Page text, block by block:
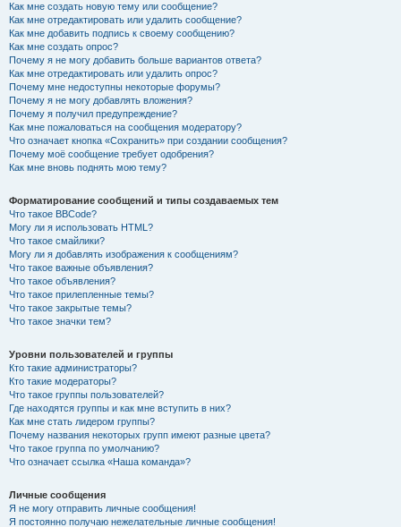
Как мне создать новую тему или сообщение?
Как мне отредактировать или удалить сообщение?
Как мне добавить подпись к своему сообщению?
Как мне создать опрос?
Почему я не могу добавить больше вариантов ответа?
Как мне отредактировать или удалить опрос?
Почему мне недоступны некоторые форумы?
Почему я не могу добавлять вложения?
Почему я получил предупреждение?
Как мне пожаловаться на сообщения модератору?
Что означает кнопка «Сохранить» при создании сообщения?
Почему моё сообщение требует одобрения?
Как мне вновь поднять мою тему?
Форматирование сообщений и типы создаваемых тем
Что такое BBCode?
Могу ли я использовать HTML?
Что такое смайлики?
Могу ли я добавлять изображения к сообщениям?
Что такое важные объявления?
Что такое объявления?
Что такое прилепленные темы?
Что такое закрытые темы?
Что такое значки тем?
Уровни пользователей и группы
Кто такие администраторы?
Кто такие модераторы?
Что такое группы пользователей?
Где находятся группы и как мне вступить в них?
Как мне стать лидером группы?
Почему названия некоторых групп имеют разные цвета?
Что такое группа по умолчанию?
Что означает ссылка «Наша команда»?
Личные сообщения
Я не могу отправить личные сообщения!
Я постоянно получаю нежелательные личные сообщения!